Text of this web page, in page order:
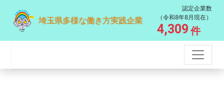
埼玉県多様な働き方実践企業
認定企業数
（令和8年8月現在）
4,309 件